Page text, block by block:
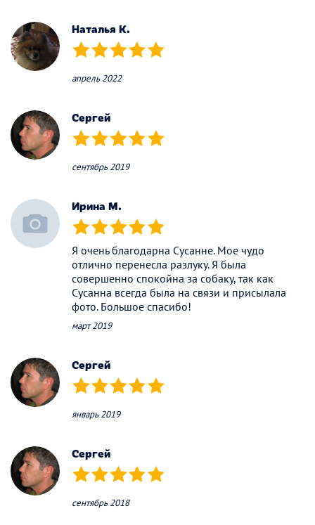
Наталья К.
(*) (*) (*) (*) (*)
апрель 2022
Сергей
(*) (*) (*) (*) (*)
сентябрь 2019
Ирина М.
(*) (*) (*) (*) (*)
Я очень благодарна Сусанне. Мое чудо
отлично перенесла разлуку. Я была
совершенно спокойна за собаку, так как
Сусанна всегда была на связи и присылала
фото. Большое спасибо!
март 2019
Сергей
(*) (*) (*) (*) (*)
январь 2019
Сергей
(*) (*) (*) (*) (*)
сентябрь 2018